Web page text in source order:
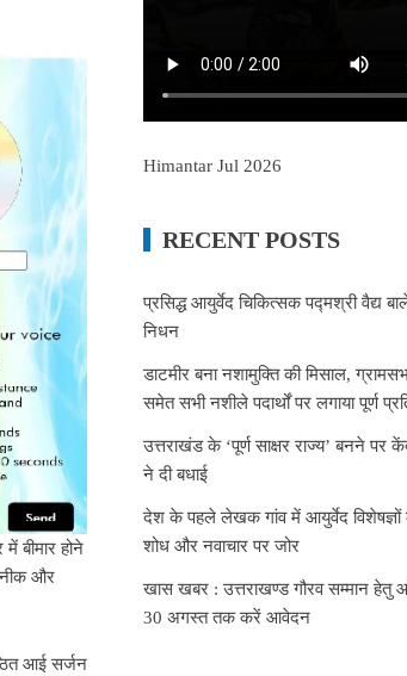
बीमार होने
और
आई सर्जन
Himantar Jul 2026
RECENT POSTS
प्रसिद्ध आयुर्वेद चिकित्सक पद्मश्री वैद्य
निधन
डाटमीर बना नशामुक्ति की मिसाल,
समेत सभी नशीले पदार्थों पर लगाया पूर्ण
उत्तराखंड के ‘पूर्ण साक्षर राज्य’ बनने पर
ने दी बधाई
देश के पहले लेखक गांव में आयुर्वेद विशेषज्ञों
शोध और नवाचार पर जोर
खास खबर : उत्तराखण्ड गौरव सम्मान हेतु
30 अगस्त तक करें आवेदन